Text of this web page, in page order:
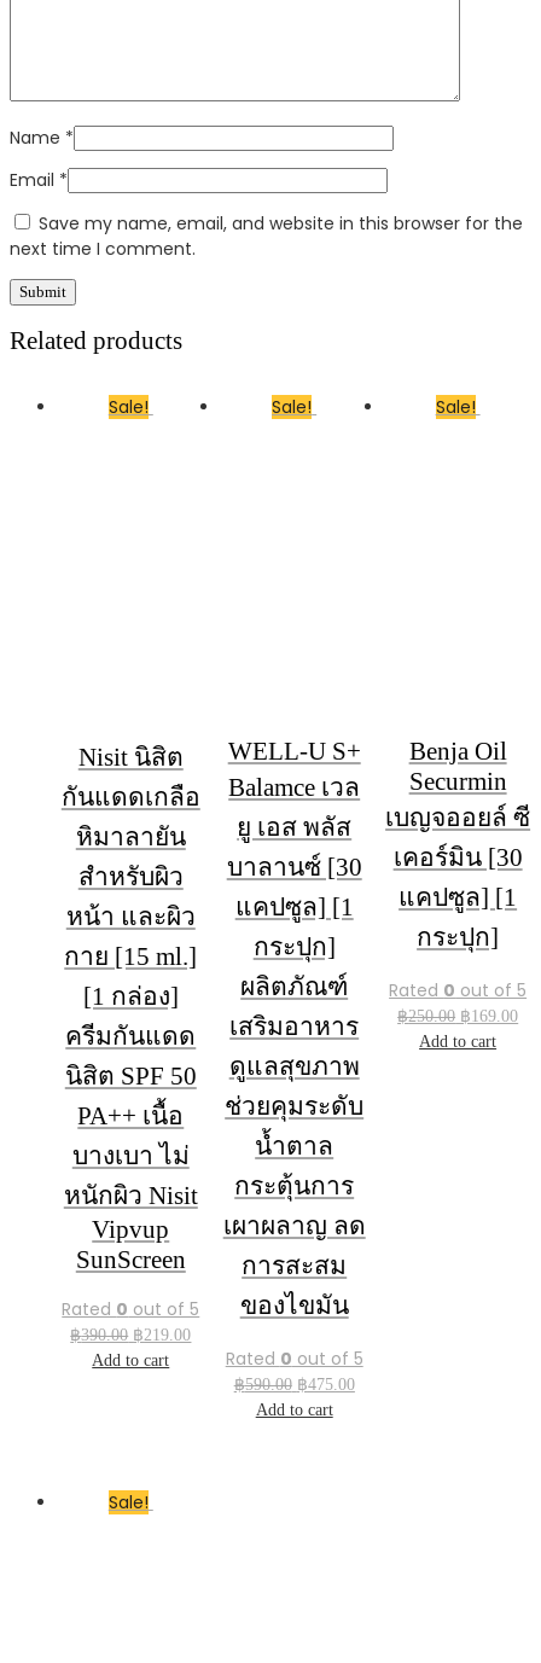
Name *
Email *
Save my name, email, and website in this browser for the
next time I comment.
Related products
Sale!
Nisit นิสิต
กันแดดเกลือ
หิมาลายัน
สำหรับผิว
หน้า และผิว
กาย [15 ml.]
[1 กล่อง]
ครีมกันแดด
นิสิต SPF 50
PA++ เนื้อ
บางเบา ไม่
หนักผิว Nisit
Vipvup
SunScreen
Rated 0 out of 5
฿390.00 Original
price
฿219.00Current
price
Add to cart
Sale!
WELL-U S+
Balamce เวล
ยู เอส พลัส
บาลานซ์ [30
แคปซูล] [1
กระปุก]
ผลิตภัณฑ์
เสริมอาหาร
ดูแลสุขภาพ
ช่วยคุมระดับ
น้ำตาล
กระตุ้นการ
เผาผลาญ ลด
การสะสม
ของไขมัน
Rated 0 out of 5
฿590.00 Original
price
฿475.00Current
Add to cart
Sale!
Benja Oil
Securmin
เบญจออยล์ ซี
เคอร์มิน [30
แคปซูล] [1
กระปุก]
Rated 0 out of 5
฿250.00 Original
price
฿169.00
Add to cart
Sale!